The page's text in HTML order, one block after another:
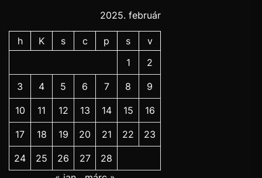
2025. február
h K s c p s
v
1
2
3 4 5 6 7 8 9
10 11 12 13 14 15 16
17 18 19 20 21 22 23
24 25 26 27
28